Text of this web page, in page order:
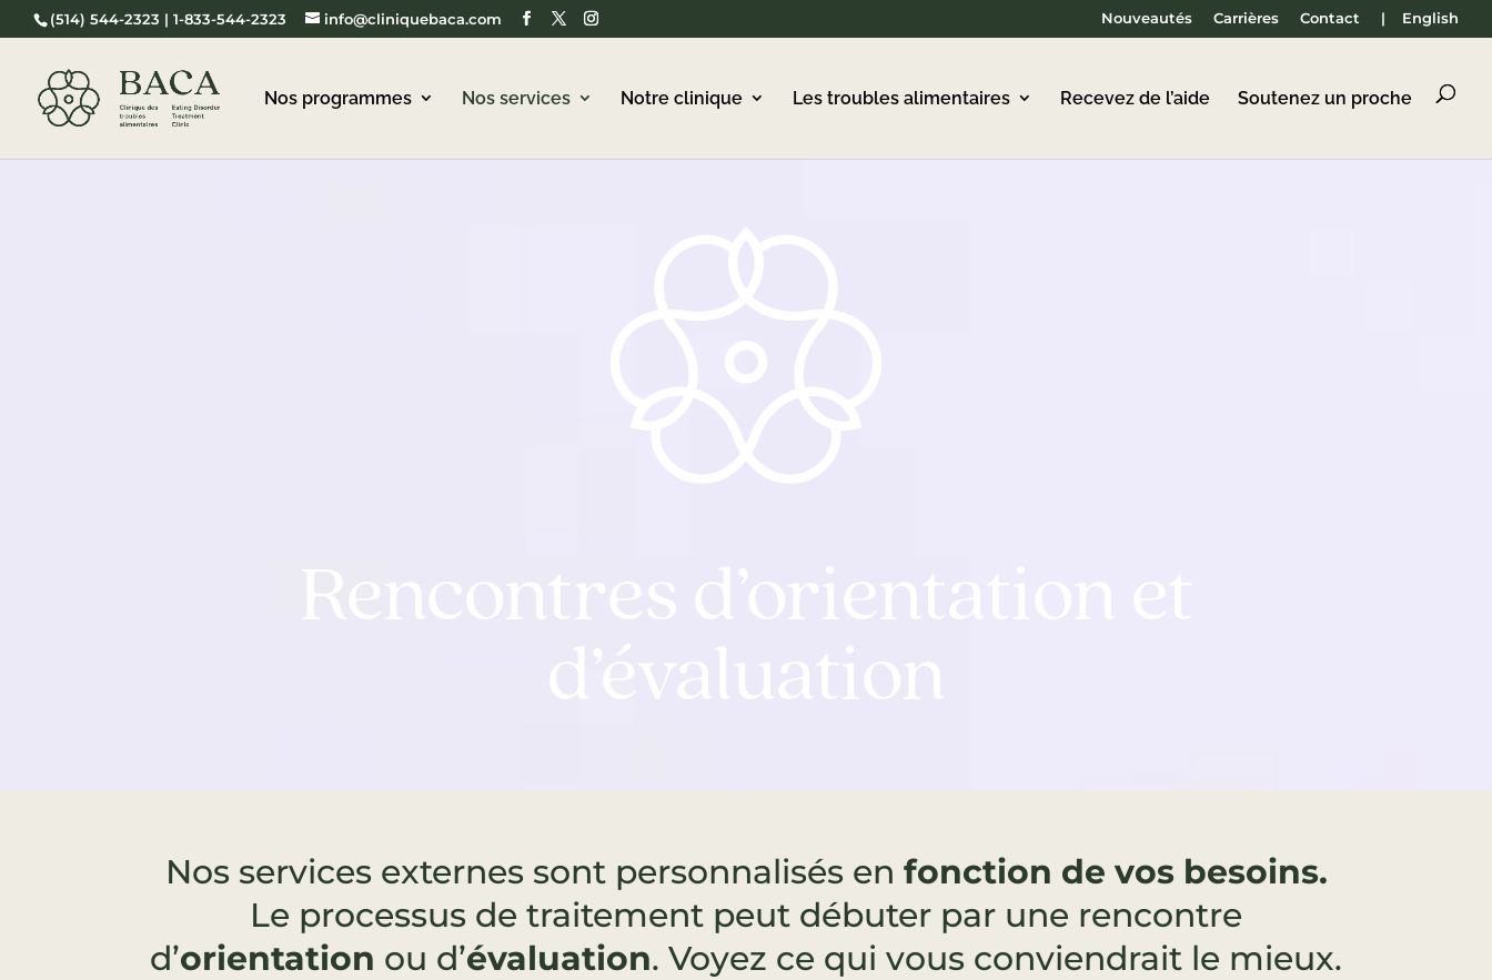
(514) 544-2323 | 1-833-544-2323 info@cliniquebaca.com Nouveautés Carrières Contact | English
Nos programmes Nos services Notre clinique Les troubles alimentaires Recevez de l’aide Soutenez un proche
Nos services externes sont personnalisés en fonction de vos besoins.
Le processus de traitement peut débuter par une rencontre
d’orientation ou d’évaluation. Voyez ce qui vous conviendrait le mieux.